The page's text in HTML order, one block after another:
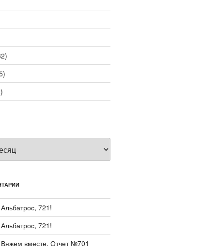
Альбатрос, 721!
Альбатрос, 721!
Вяжем вместе. Отчет №701